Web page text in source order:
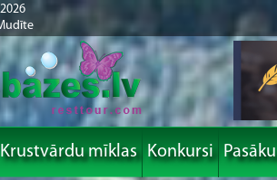
Krustvārdu mīklas Konkursi